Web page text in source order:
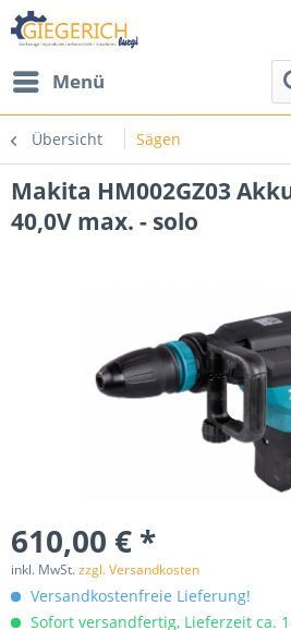
Menü
Übersicht Sägen
Makita HM002GZ03
40,0V max. - solo
610,00 € *
inkl. MwSt.zzgl. Versandkosten
Versandkostenfreie Lieferung!
Sofort versandfertig, Lieferzeit ca.